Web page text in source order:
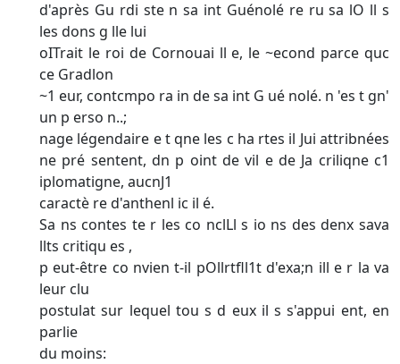
d'après Gu rdi ste n sa int Guénolé re ru sa lO ll s
les dons g lle lui
oITrait le roi de Cornouai ll e, le ~econd parce quc
ce Gradlon
~1 eur, contcmpo ra in de sa int G ué nolé. n 'es t gn'
un p erso n..;
nage légendaire e t qne les c ha rtes il Jui attribnées
ne pré­ sentent, dn p oint de vil e de Ja criliqne c1
iplomatigne, aucnJ1
caractè re d'anthenl ic il é.
Sa ns contes te r les co nclLl s io ns des denx sava
llts critiqu es ,
p eut-être co nvien t-il pOllrtfll1t d'exa;n ill e r la va
leur clu
postulat sur lequel tou s d eux il s s'appui ent, en
parlie
du moins: